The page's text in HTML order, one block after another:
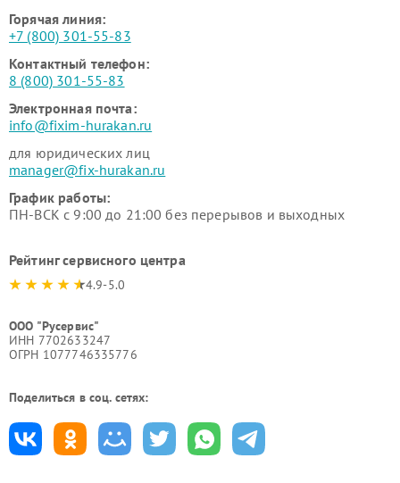
Горячая линия:
+7 (800) 301-55-83
Контактный телефон:
8 (800) 301-55-83
Электронная почта:
info@fixim-hurakan.ru
для юридических лиц
manager@fix-hurakan.ru
График работы:
ПН-ВСК с 9:00 до 21:00 без перерывов и выходных
Рейтинг сервисного центра
4.9-5.0
ООО "Русервис"
ИНН 7702633247
ОГРН 1077746335776
Поделиться в соц. сетях: